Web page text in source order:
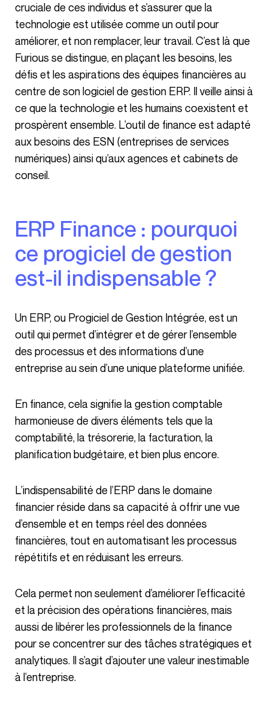
cruciale de ces individus et s’assurer que la
technologie est utilisée comme un outil pour
améliorer, et non remplacer, leur travail. C’est là que
Furious se distingue, en plaçant les besoins, les
défis et les aspirations des équipes financières au
centre de son logiciel de gestion ERP. Il veille ainsi à
ce que la technologie et les humains coexistent et
prospèrent ensemble. L’outil de finance est adapté
aux besoins des ESN (entreprises de services
numériques) ainsi qu’aux agences et cabinets de
conseil.
ERP Finance : pourquoi
ce progiciel de gestion
est-il indispensable ?
Un ERP, ou Progiciel de Gestion Intégrée, est un
outil qui permet d’intégrer et de gérer l’ensemble
des processus et des informations d’une
entreprise au sein d’une unique plateforme unifiée.
En finance, cela signifie la gestion comptable
harmonieuse de divers éléments tels que la
comptabilité, la trésorerie, la facturation, la
planification budgétaire, et bien plus encore.
L’indispensabilité de l’ERP dans le domaine
financier réside dans sa capacité à offrir une vue
d’ensemble et en temps réel des données
financières, tout en automatisant les processus
répétitifs et en réduisant les erreurs.
Cela permet non seulement d’améliorer l’efficacité
et la précision des opérations financières, mais
aussi de libérer les professionnels de la finance
pour se concentrer sur des tâches stratégiques et
analytiques. Il s’agit d’ajouter une valeur inestimable
à l’entreprise.